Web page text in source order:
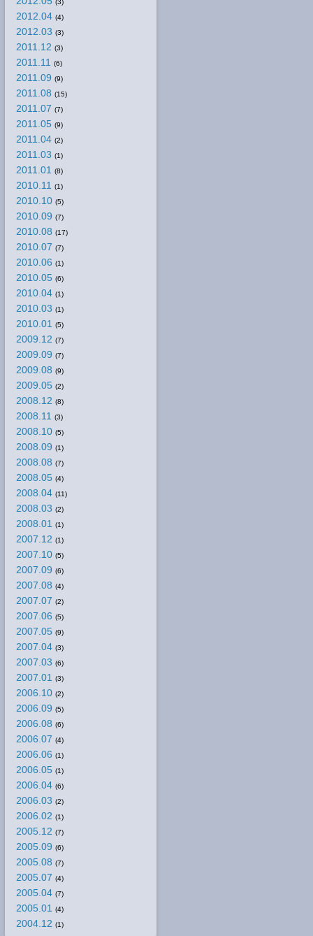
(3)
2012.04 (4)
2012.03 (3)
2011.12 (3)
2011.11 (6)
2011.09 (9)
2011.08 (15)
2011.07 (7)
2011.05 (9)
2011.04 (2)
2011.03 (1)
2011.01 (8)
2010.11 (1)
2010.10 (5)
2010.09 (7)
2010.08 (17)
2010.07 (7)
2010.06 (1)
2010.05 (6)
2010.04 (1)
2010.03 (1)
2010.01 (5)
2009.12 (7)
2009.09 (7)
2009.08 (9)
2009.05 (2)
2008.12 (8)
2008.11 (3)
2008.10 (5)
2008.09 (1)
2008.08 (7)
2008.05 (4)
2008.04 (11)
2008.03 (2)
2008.01 (1)
2007.12 (1)
2007.10 (5)
2007.09 (6)
2007.08 (4)
2007.07 (2)
2007.06 (5)
2007.05 (9)
2007.04 (3)
2007.03 (6)
2007.01 (3)
2006.10 (2)
2006.09 (5)
2006.08 (6)
2006.07 (4)
2006.06 (1)
2006.05 (1)
2006.04 (6)
2006.03 (2)
2006.02 (1)
2005.12 (7)
2005.09 (6)
2005.08 (7)
2005.07 (4)
2005.04 (7)
2005.01 (4)
2004.12 (1)